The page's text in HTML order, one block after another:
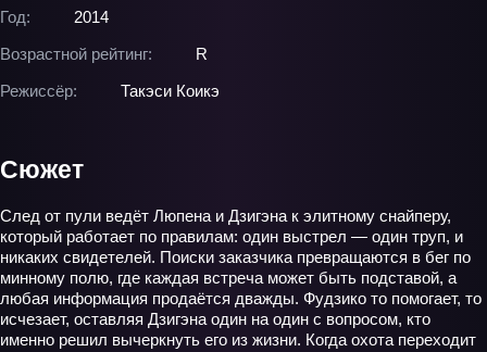
Год:
2014
Возрастной рейтинг:
R
Режиссёр:
Такэси Коикэ
Сюжет
След от пули ведёт Люпена и Дзигэна к элитному снайперу,
который работает по правилам: один выстрел — один труп, и
никаких свидетелей. Поиски заказчика превращаются в бег по
минному полю, где каждая встреча может быть подставой, а
любая информация продаётся дважды. Фудзико то помогает, то
исчезает, оставляя Дзигэна один на один с вопросом, кто
именно решил вычеркнуть его из жизни. Когда охота переходит